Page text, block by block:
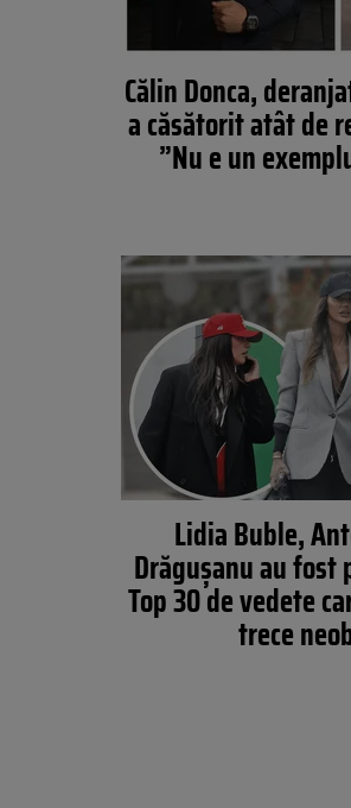
Călin Donca,
a căsătorit atât de
”Nu e un
Lidia Buble,
Drăgușanu au
Top 30 de vedete
trece